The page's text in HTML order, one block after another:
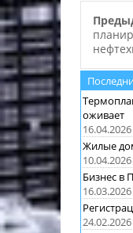
оживает
Жилые
Бизнес в